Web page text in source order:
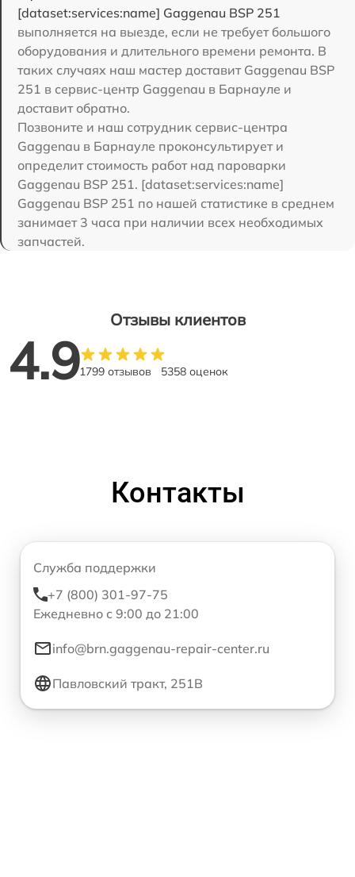
[dataset:services:name] Gaggenau BSP 251
выполняется на выезде, если не требует большого
оборудования и длительного времени ремонта. В
таких случаях наш мастер доставит Gaggenau BSP
251 в сервис-центр Gaggenau в Барнауле и
доставит обратно.
Позвоните и наш сотрудник сервис-центра
Gaggenau в Барнауле проконсультирует и
определит стоимость работ над пароварки
Gaggenau BSP 251. [dataset:services:name]
Gaggenau BSP 251 по нашей статистике в среднем
занимает 3 часа при наличии всех необходимых
запчастей.
Отзывы клиентов
4.91799 отзывов 5358 оценок
Контакты
Служба поддержки
+7 (800) 301-97-75
Ежедневно с 9:00 до 21:00
info@brn.gaggenau-repair-center.ru
Павловский тракт, 251В